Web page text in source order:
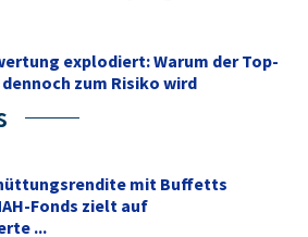
explodiert: Warum der Top-
zum Risiko wird
mit Buffetts
Fonds zielt auf
...